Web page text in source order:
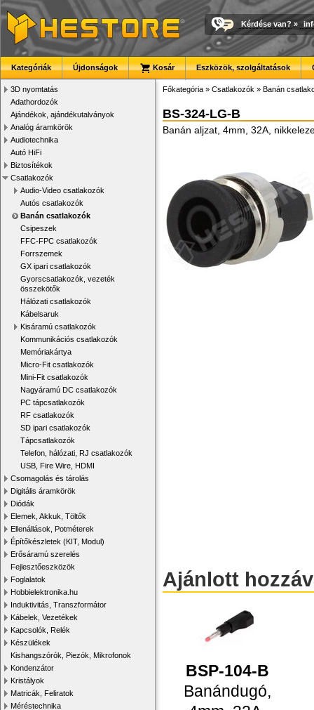
Kérdése van? »
Kategóriák Újdonságok Kosár Eszközök, szolgáltatások
3D nyomtatás
Adathordozók
Ajándékok, ajándékutalványok
Analóg áramkörök
Audiotechnika
Autó HiFi
Biztosítékok
Csatlakozók
Audio-Video csatlakozók
Autós csatlakozók
Banán csatlakozók
Csipeszek
FFC-FPC csatlakozók
Forrszemek
GX ipari csatlakozók
Gyorscsatlakozók, vezeték
összekötők
Hálózati csatlakozók
Kábelsaruk
Kisáramú csatlakozók
Kommunikációs csatlakozók
Memóriakártya
Micro-Fit csatlakozók
Mini-Fit csatlakozók
Nagyáramú DC csatlakozók
PC tápcsatlakozók
RF csatlakozók
SD ipari csatlakozók
Tápcsatlakozók
Telefon, hálózati, RJ csatlakozók
USB, Fire Wire, HDMI
Csomagolás és tárolás
Digitális áramkörök
Diódák
Elemek, Akkuk, Töltők
Ellenállások, Potméterek
Építőkészletek (KIT, Modul)
Erősáramú szerelés
Fejlesztőeszközök
Foglalatok
Hobbielektronika.hu
Induktivitás, Transzformátor
Kábelek, Vezetékek
Kapcsolók, Relék
Készülékek
Kishangszórók, Piezók, Mikrofonok
Kondenzátor
Kristályok
Matricák, Feliratok
Méréstechnika
Főkategória » Csatlakozók » Banán
BS-324-LG-B
Banán aljzat, 4mm, 32A,
Ajánlott
BSP-104-B
Banándugó,